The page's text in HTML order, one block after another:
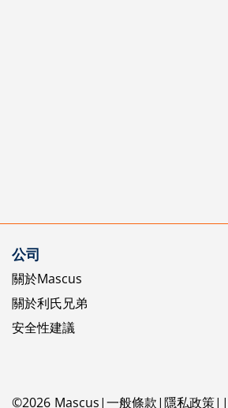
公司
關於Mascus
關於利氏兄弟
安全性建議
©2026 Mascus 一般條款 隱私政策